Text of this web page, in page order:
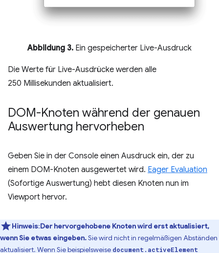
Abbildung 3. Ein gespeicherter Live-Ausdruck
Die Werte für Live-Ausdrücke werden alle
250 Millisekunden aktualisiert.
DOM-Knoten während der genauen
Auswertung hervorheben
Geben Sie in der Console einen Ausdruck ein, der zu
einem DOM-Knoten ausgewertet wird. Eager Evaluation
(Sofortige Auswertung) hebt diesen Knoten nun im
Viewport hervor.
Hinweis:Der hervorgehobene Knoten wird erst aktualisiert,
wenn Sie etwas eingeben.Sie wird nicht in regelmäßigen Abständen
aktualisiert. Wenn Sie beispielsweise document.activeElement